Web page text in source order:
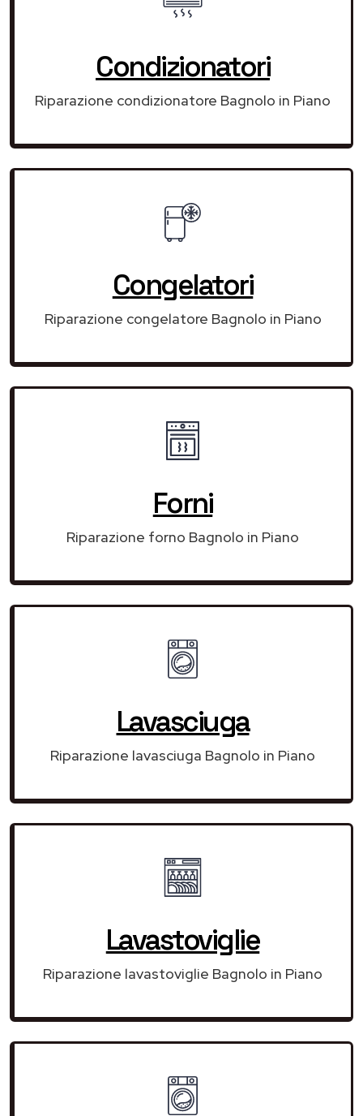
Condizionatori
Riparazione condizionatore Bagnolo in Piano
Congelatori
Riparazione congelatore Bagnolo in Piano
Forni
Riparazione forno Bagnolo in Piano
Lavasciuga
Riparazione lavasciuga Bagnolo in Piano
Lavastoviglie
Riparazione lavastoviglie Bagnolo in Piano